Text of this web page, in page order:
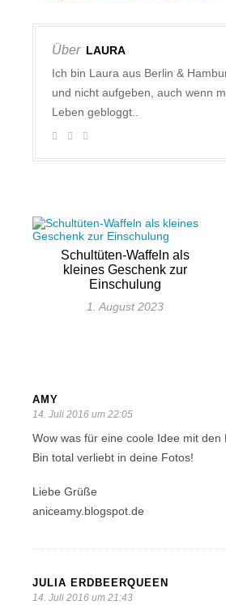
Über LAURA
Ich bin Laura aus Berlin &
und nicht aufgeben, auch wenn
Leben gebloggt..
Schultüten-Waffeln als
kleines Geschenk zur
Einschulung
1. August 2023
AMY
14. Juli 2016 um 22:05
Wow was für eine coole Idee mit den
Bin total verliebt in deine Fotos!
Liebe Grüße
aniceamy.blogspot.de
JULIA ERDBEERQUEEN
14. Juli 2016 um 21:43